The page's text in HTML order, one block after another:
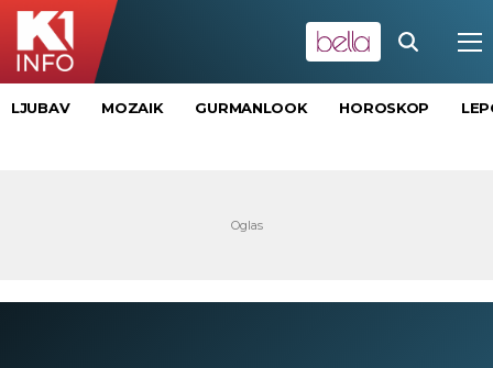
LJUBAV MOZAIK GURMANLOOK HOROSKOP